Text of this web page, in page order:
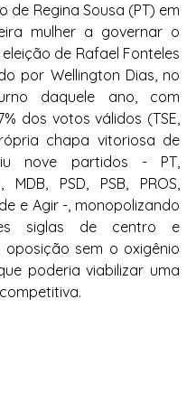
de Regina Sousa (PT) em
mulher a governar o
de Rafael Fonteles
por Wellington Dias, no
daquele ano, com
dos votos válidos (TSE,
chapa vitoriosa de
nove partidos - PT,
MDB, PSD, PSB, PROS,
e Agir -, monopolizando
siglas de centro e
oposição sem o oxigênio
poderia viabilizar uma